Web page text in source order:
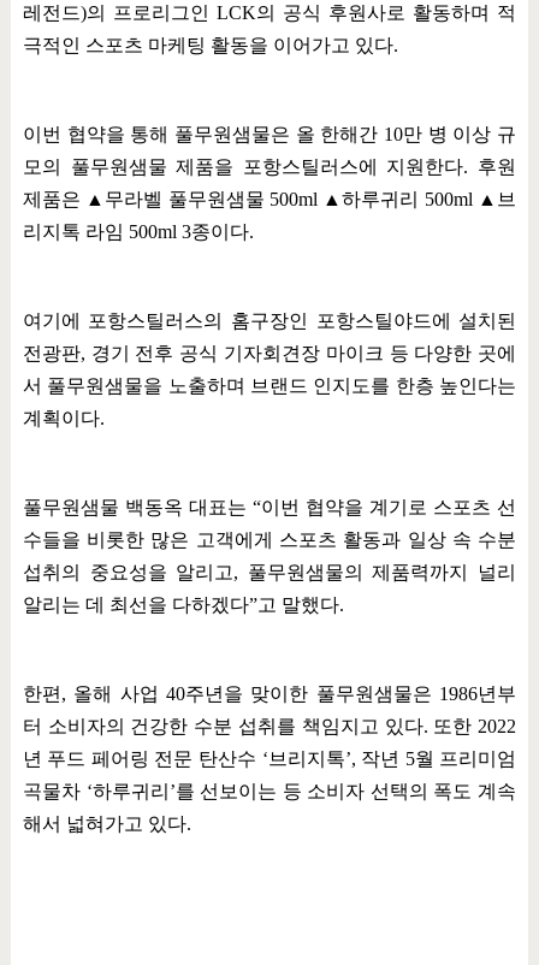
레전드)의 프로리그인 LCK의 공식 후원사로 활동하며 적
극적인 스포츠 마케팅 활동을 이어가고 있다.
이번 협약을 통해 풀무원샘물은 올 한해간 10만 병 이상 규
모의 풀무원샘물 제품을 포항스틸러스에 지원한다. 후원
제품은 ▲ 무라벨 풀무원샘물 500ml ▲하루귀리 500ml ▲ 브
리지톡 라임 500ml 3종이다.
여기에 포항스틸러스의 홈구장인 포항스틸야드에 설치된
전광판, 경기 전후 공식 기자회견장 마이크 등 다양한 곳에
서 풀무원샘물을 노출하며 브랜드 인지도를 한층 높인다는
계획이다.
풀무원샘물 백동옥 대표는 “이번 협약을 계기로 스포츠 선
수들을 비롯한 많은 고객에게 스포츠 활동과 일상 속 수분
섭취의 중요성을 알리고, 풀무원샘물의 제품력까지 널리
알리는 데 최선을 다하겠다”고 말했다.
한편 , 올해 사업40주년을 맞이한 풀무원샘물은 1986년부
터 소비자의 건강한 수분 섭취를 책임지고 있다. 또한 2022
년 푸드 페어링 전문 탄산수 ‘ 브리지톡’, 작년 5월 프리미엄
곡물차 ‘하루귀리 ’를 선보이는 등 소비자 선택의 폭도 계속
해서 넓혀가고 있다.